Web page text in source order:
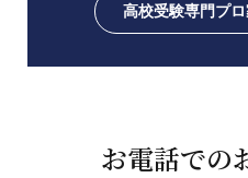
高校受験専門プ
お電話での